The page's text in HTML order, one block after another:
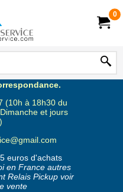
0
(10h à 18h30 du
et jours
euros d'achats
en France autres
Relais Pickup voir
vente